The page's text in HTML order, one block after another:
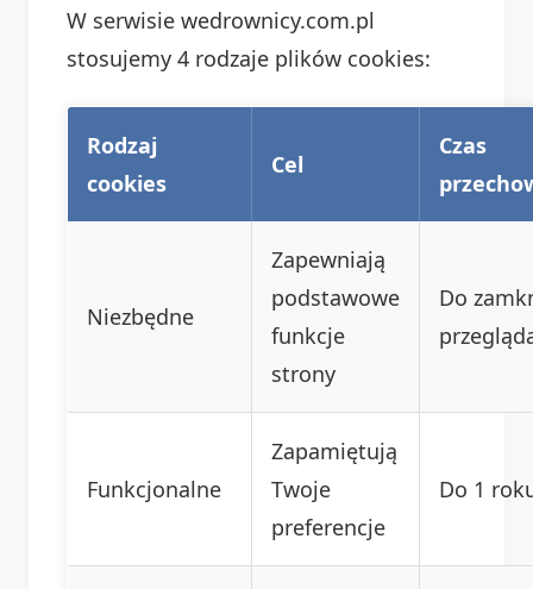
W serwisie wedrownicy.com.pl
stosujemy 4 rodzaje plików cookies:
Rodzaj
cookies
Cel
Czas
Niezbędne
Zapewniają
podstawowe
funkcje
strony
Do
Funkcjonalne
Zapamiętują
Twoje
preferencje
Do 1